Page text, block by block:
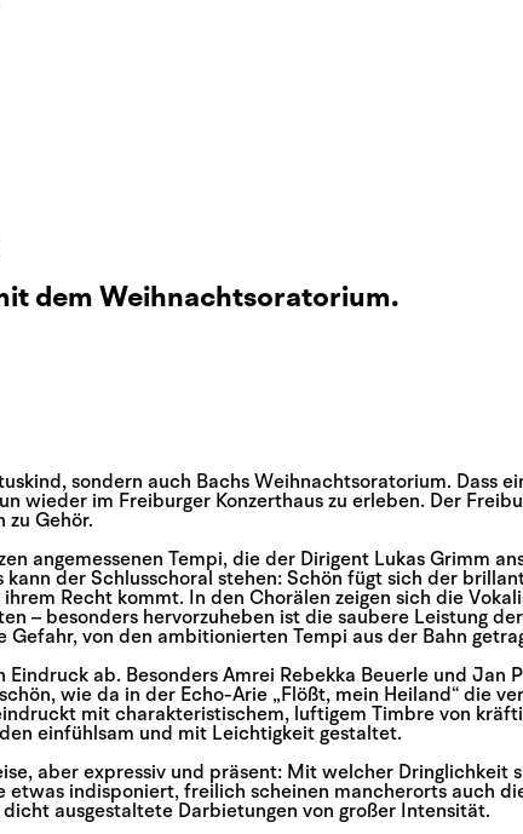
dem Weihnachtsoratorium.
sondern auch Bachs Weihnachtsoratorium. Dass
wieder im Freiburger Konzerthaus zu erleben. Der
Gehör.
angemessenen Tempi, die der Dirigent Lukas Grimm
der Schlusschoral stehen: Schön fügt sich der
Recht kommt. In den Chorälen zeigen sich die
– besonders hervorzuheben ist die saubere Leistung
Gefahr, von den ambitionierten Tempi aus der Bahn
ab. Besonders Amrei Rebekka Beuerle und
wie da in der Echo-Arie „Flößt, mein Heiland“ die
mit charakteristischem, luftigem Timbre von
einfühlsam und mit Leichtigkeit gestaltet.
aber expressiv und präsent: Mit welcher
indisponiert, freilich scheinen mancherorts auch
ausgestaltete Darbietungen von großer Intensität.